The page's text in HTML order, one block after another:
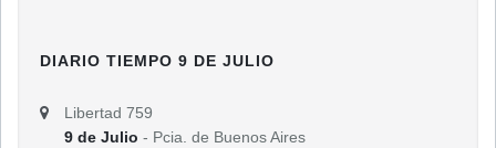
DIARIO TIEMPO 9 DE JULIO
Libertad 759
9 de Julio - Pcia. de Buenos Aires